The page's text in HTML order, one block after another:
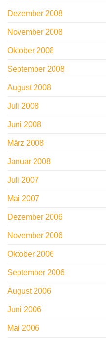
Dezember 2008
November 2008
Oktober 2008
September 2008
August 2008
Juli 2008
Juni 2008
März 2008
Januar 2008
Juli 2007
Mai 2007
Dezember 2006
November 2006
Oktober 2006
September 2006
August 2006
Juni 2006
Mai 2006